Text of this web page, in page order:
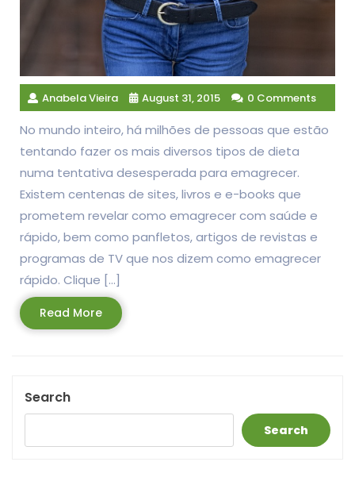
Anabela Vieira August 31, 2015 0 Comments
No mundo inteiro, há milhões de pessoas que estão
tentando fazer os mais diversos tipos de dieta
numa tentativa desesperada para emagrecer.
Existem centenas de sites, livros e e-books que
prometem revelar como emagrecer com saúde e
rápido, bem como panfletos, artigos de revistas e
programas de TV que nos dizem como emagrecer
rápido. Clique […]
Read MoreRead
More
Search
Search